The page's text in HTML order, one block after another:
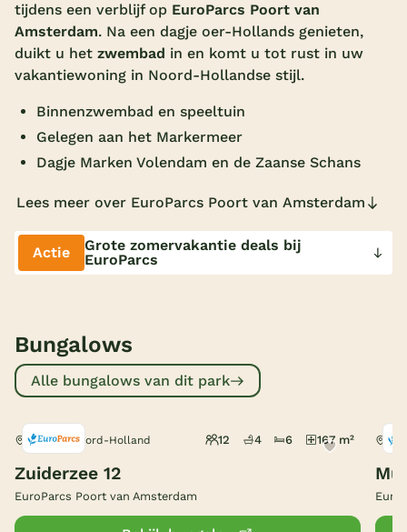
Overdekt zwembad
Wildwaterbaan
Alle populaire faciliteiten
Keuzehulp
Nederland
Limburg
Duitsland
Onze e-boeken
tijdens een verblijf op EuroParcs Poort van
Amsterdam. Na een dagje oer-Hollands genieten,
duikt u het zwembad in en komt u tot rust in uw
vakantiewoning in Noord-Hollandse stijl.
Binnenzwembad en speeltuin
Gelegen aan het Markermeer
Dagje Marken Volendam en de Zaanse Schans
Lees meer over EuroParcs Poort van Amsterdam
Actie
Grote zomervakantie deals bij
EuroParcs
Bungalows
Alle bungalows van dit park
Uitdam, Noord-Holland 12 4 6 167 m²
Zuiderzee 12
EuroParcs Poort van Amsterdam